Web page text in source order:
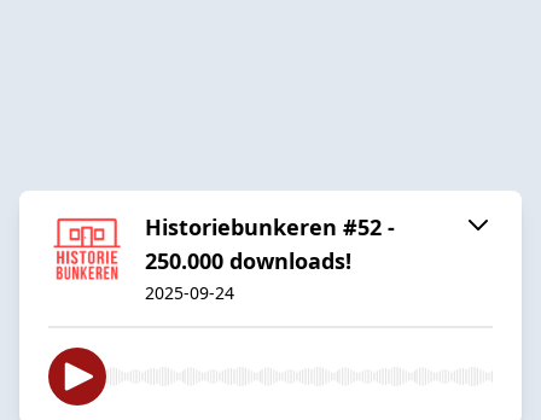
Historiebunkeren #52 -
250.000 downloads!
2025-09-24